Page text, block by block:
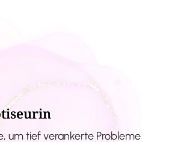
um tief verankerte Probleme